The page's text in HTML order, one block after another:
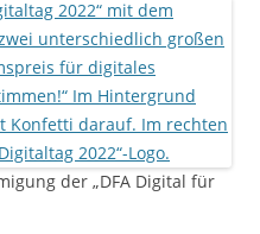
der „DFA Digital für